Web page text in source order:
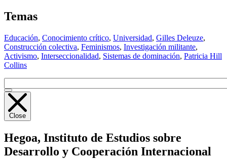
Temas
Educación, Conocimiento crítico, Universidad, Gilles Deleuze,
Construcción colectiva, Feminismos, Investigación militante,
Activismo, Interseccionalidad, Sistemas de dominación, Patricia Hill
Collins
Close
Hegoa, Instituto de Estudios sobre
Desarrollo y Cooperación Internacional